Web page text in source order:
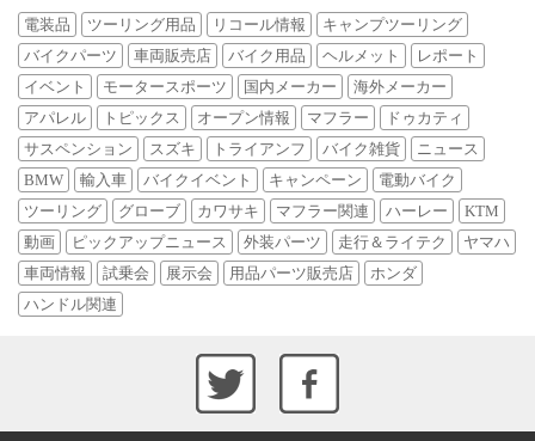
電装品 ツーリング用品 リコール情報
キャンプツーリング
バイクパーツ
車両販売店 バイク用品 ヘルメット
レポート
イベント
モータースポーツ 国内メーカー
海外メーカー
アパレル
トピックス オープン情報 マフラー
ドゥカティ
サスペンション
スズキ トライアンフ バイク雑貨
ニュース
BMW
輸入車 バイクイベント キャンペーン
電動バイク
ツーリング
グローブ カワサキ マフラー関連 ハーレー
KTM
動画
ピックアップニュース 外装パーツ 走行＆ライテク
ヤマハ
車両情報
試乗会 展示会 用品パーツ販売店
ホンダ
ハンドル関連